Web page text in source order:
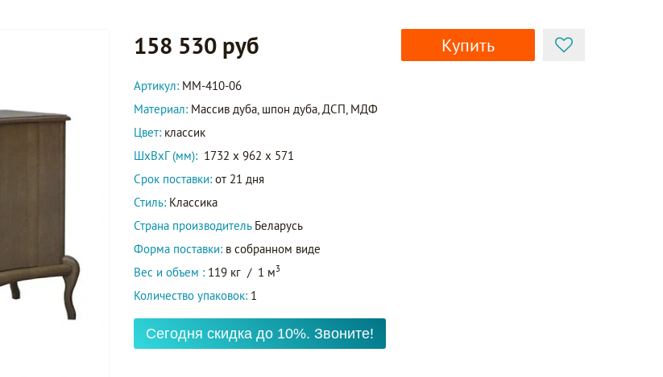
158 530 руб Купить
Артикул: ММ-410-06
Материал: Массив дуба, шпон дуба, ДСП, МДФ
Цвет: классик
ШxВxГ (мм): 1732 x 962 x 571
Срок поставки: от 21 дня
Стиль: Классика
Страна производитель Беларусь
Форма поставки: в собранном виде
Вес и объем : 119 кг / 1 м3
Количество упаковок: 1
Сегодня скидка до 10%. Звоните!